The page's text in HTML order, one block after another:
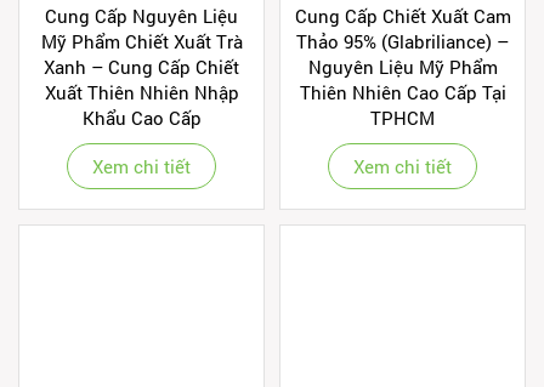
Cung Cấp Nguyên Liệu
Mỹ Phẩm Chiết Xuất Trà
Xanh – Cung Cấp Chiết
Xuất Thiên Nhiên Nhập
Khẩu Cao Cấp
Xem chi tiết
Cung Cấp Chiết Xuất Cam
Thảo 95% (Glabriliance) –
Nguyên Liệu Mỹ Phẩm
Thiên Nhiên Cao Cấp Tại
TPHCM
Xem chi tiết